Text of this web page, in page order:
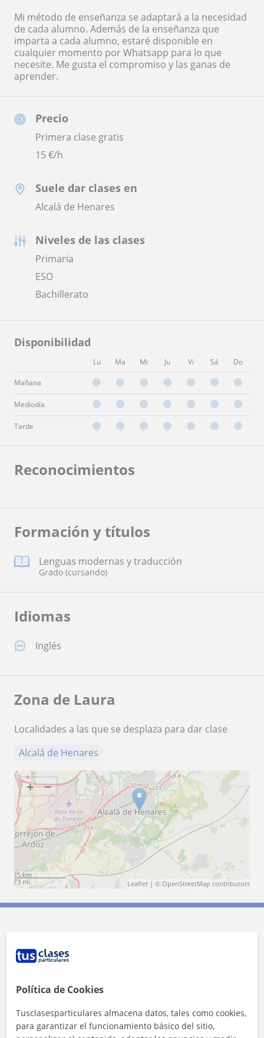
Precio
Primera clase gratis
15€/h
Suele dar clases en
Alcalá de Henares
Niveles de las clases
Primaria
ESO
Bachillerato
Disponibilidad
Lu Ma Mi Ju Vi Sá Do
Mañana
Mediodía
Tarde
Mi método de enseñanza se adaptará a la necesidad
de cada alumno. Además de la enseñanza que
imparta a cada alumno, estaré disponible en
cualquier momento por Whatsapp para lo que
necesite. Me gusta el compromiso y las ganas de
aprender.
Reconocimientos
Formación y títulos
Lenguas modernas y traducción
Grado (cursando)
Idiomas
Inglés
Zona de Laura
Localidades a las que se desplaza para dar clase
Alcalá de Henares
+ −
5 km
3 mi
Leaflet | © OpenStreetMap contributors
Política de Cookies
Tusclasesparticulares almacena datos, tales como cookies,
para garantizar el funcionamiento básico del sitio,